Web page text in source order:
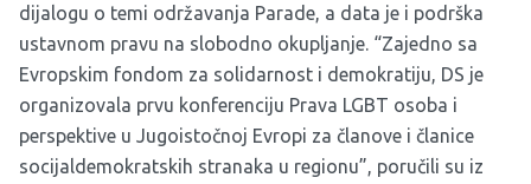
dijalogu o temi održavanja Parade, a data je i podrška
ustavnom pravu na slobodno okupljanje. “Zajedno sa
Evropskim fondom za solidarnost i demokratiju, DS je
organizovala prvu konferenciju Prava LGBT osoba i
perspektive u Jugoistočnoj Evropi za članove i članice
socijaldemokratskih stranaka u regionu”, poručili su iz